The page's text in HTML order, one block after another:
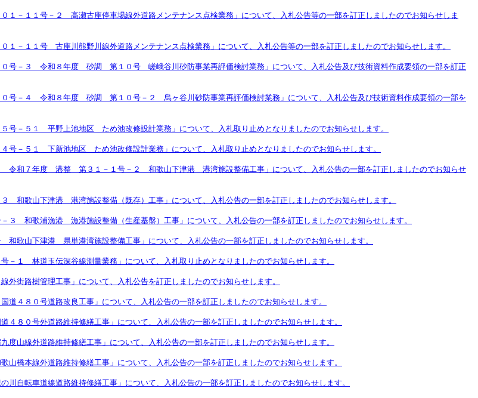
－１１号－２ 高瀬古座停車場線外道路メンテナンス点検業務」について、入札公告等の一部を訂正しましたのでお知らせしま
－１１号 古座川熊野川線外道路メンテナンス点検業務」について、入札公告等の一部を訂正しましたのでお知らせします。
号－３ 令和８年度 砂調 第１０号 嵯峨谷川砂防事業再評価検討業務」について、入札公告及び技術資料作成要領の一部を訂正
号－４ 令和８年度 砂調 第１０号－２ 烏ヶ谷川砂防事業再評価検討業務」について、入札公告及び技術資料作成要領の一部を
－５１ 平野上池地区 ため池改修設計業務」について、入札取り止めとなりましたのでお知らせします。
－５１ 下新池地区 ため池改修設計業務」について、入札取り止めとなりましたのでお知らせします。
和７年度 港整 第３１－１号－２ 和歌山下津港 港湾施設整備工事」について、入札公告の一部を訂正しましたのでお知らせ
歌山下津港 港湾施設整備（既存）工事」について、入札公告の一部を訂正しましたのでお知らせします。
和歌浦漁港 漁港施設整備（生産基盤）工事」について、入札公告の一部を訂正しましたのでお知らせします。
山下津港 県単港湾施設整備工事」について、入札公告の一部を訂正しましたのでお知らせします。
１ 林道玉伝深谷線測量業務」について、入札取り止めとなりましたのでお知らせします。
路樹管理工事」について、入札公告を訂正しましたのでお知らせします。
８０号道路改良工事」について、入札公告の一部を訂正しましたのでお知らせします。
０号外道路維持修繕工事」について、入札公告の一部を訂正しましたのでお知らせします。
線外道路維持修繕工事」について、入札公告の一部を訂正しましたのでお知らせします。
本線外道路維持修繕工事」について、入札公告の一部を訂正しましたのでお知らせします。
転車道線道路維持修繕工事」について、入札公告の一部を訂正しましたのでお知らせします。